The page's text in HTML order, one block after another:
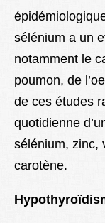
sélénium a un
notamment le
poumon, de
de ces études
quotidienne
sélénium, zinc,
carotène.